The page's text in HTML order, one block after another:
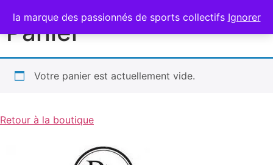
la marque des passionnés de sports collectifs Ignorer
Panier
Votre panier est actuellement vide.
Retour à la boutique